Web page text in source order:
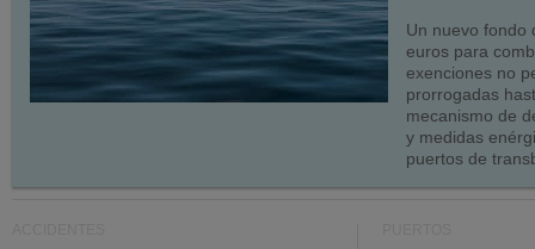
Un nuevo fondo
euros para
exenciones no
prorrogadas
mecanismo de
y medidas
puertos de